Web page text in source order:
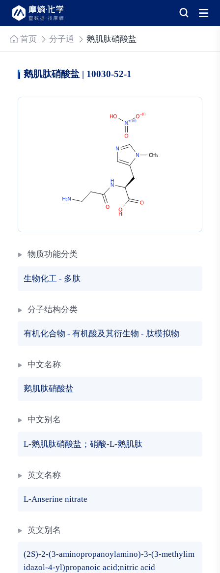
首页 分子通 鹅肌肽硝酸盐
鹅肌肽硝酸盐 | 10030-52-1
物质功能分类
生物化工 - 多肽
分子结构分类
有机化合物 - 有机酸及其衍生物 - 肽模拟物
中文名称
鹅肌肽硝酸盐
中文别名
L-鹅肌肽硝酸盐；硝酸-L-鹅肌肽
英文名称
L-Anserine nitrate
英文别名
(2S)-2-(3-aminopropanoylamino)-3-(3-methylim
idazol-4-yl)propanoic acid;nitric acid